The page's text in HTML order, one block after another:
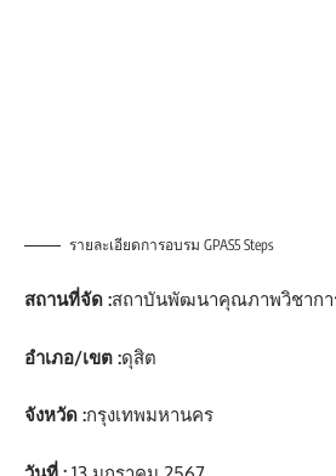
รายละเอียดการอบรม GPAS5 Steps
สถานที่จัด :สถาบันพัฒนาคุณภาพวิชากา
อำเภอ/เขต :ดุสิต
จังหวัด :กรุงเทพมหานคร